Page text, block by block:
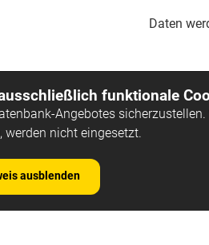
Daten
funktionale
Angebotes
werden nicht eingesetzt.
ausblenden